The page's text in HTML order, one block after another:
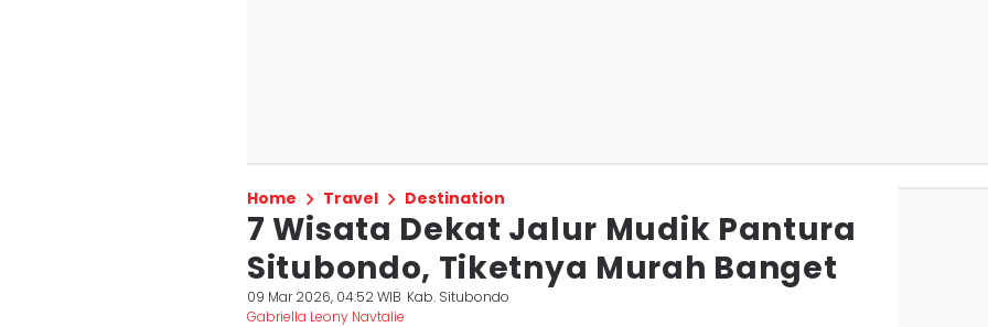
Home Travel Destination
7 Wisata Dekat Jalur Mudik Pantura
Situbondo, Tiketnya Murah Banget
09 Mar 2026, 04:52 WIB Kab. Situbondo
Gabriella Leony Navtalie